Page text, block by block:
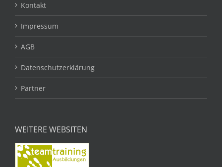
Kontakt
Impressum
AGB
Datenschutzerklärung
Partner
WEITERE WEBSITEN